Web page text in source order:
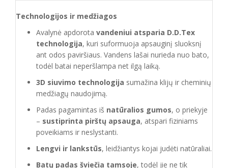
Technologijos ir medžiagos
Avalynė apdorota vandeniui atsparia D.D.Tex
technologija, kuri suformuoja apsauginį sluoksnį
ant odos paviršiaus. Vandens lašai nurieda nuo bato,
todėl batai neperšlampa net ilgą laiką.
3D siuvimo technologija sumažina klijų ir cheminių
medžiagų naudojimą.
Padas pagamintas iš natūralios gumos, o priekyje
– sustiprinta pirštų apsauga, atspari fiziniams
poveikiams ir neslystanti.
Lengvi ir lankstūs, leidžiantys kojai judėti natūraliai.
Batų padas šviečia tamsoje, todėl jie ne tik